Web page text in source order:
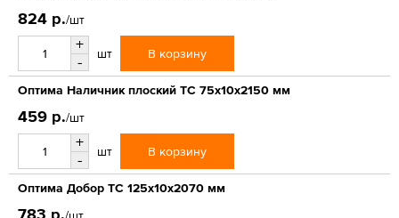
824 р./шт
+
-
шт В корзину
Оптима Наличник плоский ТС 75х10х2150 мм
459 р./шт
+
-
шт В корзину
Оптима Добор ТС 125х10х2070 мм
783 р./шт